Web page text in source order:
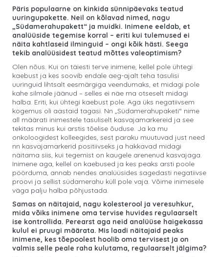
Päris populaarne on kinkida sünnipäevaks teatud
uuringupakette. Neil on kõlavad nimed, nagu
„Südamerahupakett“ ja muidki. Inimene eeldab, et
analüüside tegemise korral – eriti kui tulemused ei
näita kahtlaseid ilminguid – ongi kõik hästi. Seega
tekib analüüsidest teatud mõttes valeoptimism?
Olen nõus. Kui on täiesti terve inimene, kellel pole ühtegi
kaebust ja kes soovib endale aeg-ajalt teha tasulisi
uuringuid lihtsalt eesmärgiga veendumaks, et midagi pole
kahe silmale jäänud – selles ei näe ma otseselt midagi
halba. Eriti, kui ühtegi kaebust pole. Aga üks negatiivsem
kogemus oli aastaid tagasi. Nn „Südamerahupaketi“ nime
all määrati inimestele tasuliselt kasvajamarkereid ja see
tekitas minus kui arstis tõelise õuduse. Ja ka mu
onkoloogidest kolleegides, sest paraku muutuvad just need
nn kasvajamarkerid positiivseks ja hakkavad midagi
näitama siis, kui tegemist on kaugele arenenud kasvajaga.
Inimene aga, kellel on kaebused ja kes peaks arsti poole
pöörduma, annab nendes analüüsides sagedasti negatiivse
proovi ja sellist südamerahu küll pole vaja. Võime inimesele
väga palju halba põhjustada.
Samas on näitajaid, nagu kolesterool ja veresuhkur,
mida võiks inimene oma tervise huvides regulaarselt
ise kontrollida. Perearst aga neid analüüse haigekassa
kulul ei pruugi määrata. Mis laadi näitajaid peaks
inimene, kes tõepoolest hoolib oma tervisest ja on
valmis selle peale raha kulutama, regulaarselt jälgima?